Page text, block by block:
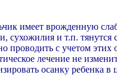
имеет врожденную
сухожилия и т.п. тянутся
проводить с учетом этих
лечение не
осанку ребенка в